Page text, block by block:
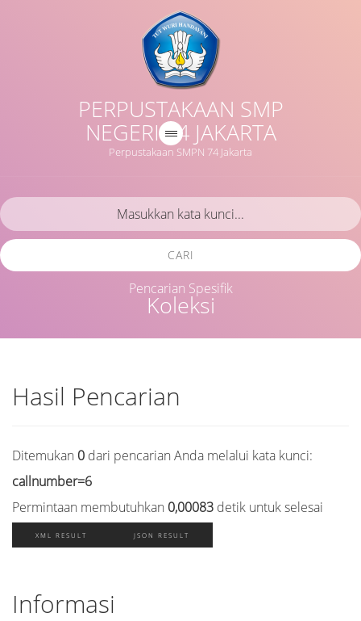
PERPUSTAKAAN SMP
NEGERI 74 JAKARTA
Perpustakaan SMPN 74 Jakarta
Koleksi
CARI
Pencarian Spesifik
Hasil Pencarian
Ditemukan 0 dari pencarian Anda melalui kata kunci:
callnumber=6
Permintaan membutuhkan 0,00083 detik untuk selesai
XML RESULT JSON RESULT
Informasi